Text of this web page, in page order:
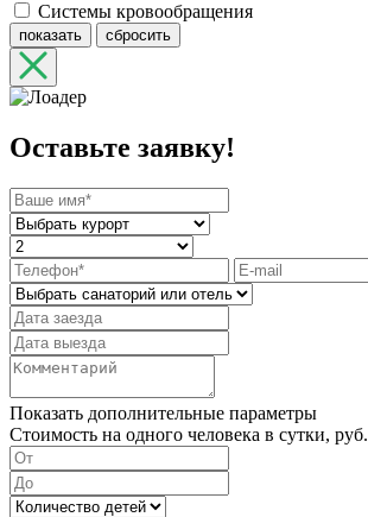
Системы кровообращения
показать сбросить
Оставьте заявку!
Показать дополнительные параметры
Стоимость на одного человека в сутки, руб.